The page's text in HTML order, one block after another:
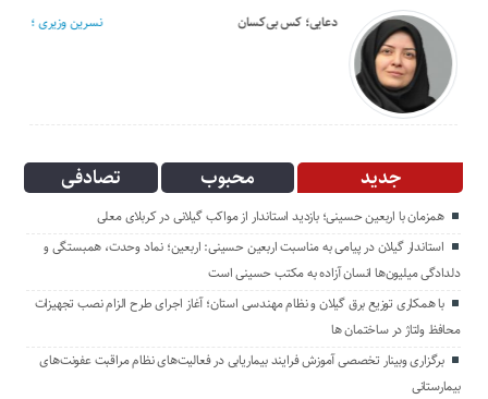
دعایی؛ کس بی‌کسان نسرین وزیری ؛
جدید محبوب تصادفی
همزمان با اربعین حسینی؛ بازدید استاندار از مواکب گیلانی در کربلای معلی
استاندار گیلان در پیامی به مناسبت اربعین حسینی: اربعین؛ نماد وحدت، همبستگی و
دلدادگی میلیون‌ها انسان آزاده به مکتب حسینی است
با همکاری توزیع برق گیلان و نظام مهندسی استان؛ آغاز اجرای طرح الزام نصب تجهیزات
محافظ ولتاژ در ساختمان ها
برگزاری وبینار تخصصی آموزش فرایند بیماریابی در فعالیت‌های نظام مراقبت عفونت‌های
بیمارستانی